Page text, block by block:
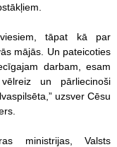
tāpat kā par
mājās. Un pateicoties
darbam, esam
un pārliecinoši
uzsver Cēsu
ministrijas, Valsts